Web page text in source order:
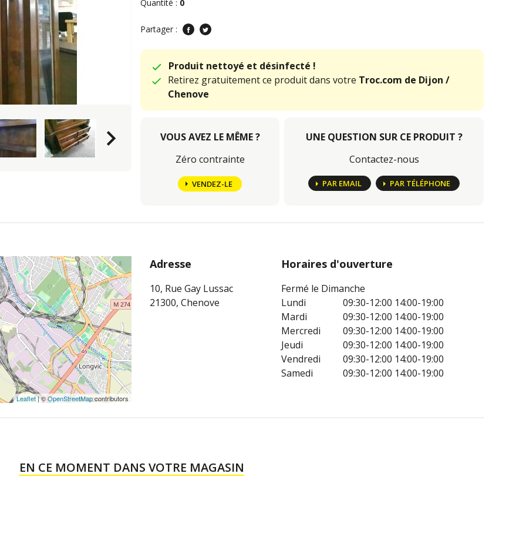
keyboard_arrow_right
Quantité : 0
Partager :
Produit nettoyé et désinfecté !
Retirez gratuitement ce produit dans votre Troc.com de Dijon /
Chenove
VOUS AVEZ LE MÊME ?
Zéro contrainte
VENDEZ-LE
UNE QUESTION SUR CE PRODUIT ?
Contactez-nous
PAR EMAIL PAR TÉLÉPHONE
Leaflet| ©OpenStreetMapcontributors
Adresse
10, Rue Gay Lussac
21300, Chenove
Horaires d'ouverture
Fermé le Dimanche
Lundi
09:30-12:00 14:00-19:00
Mardi
09:30-12:00 14:00-19:00
Mercredi
09:30-12:00 14:00-19:00
Jeudi
09:30-12:00 14:00-19:00
Vendredi
09:30-12:00 14:00-19:00
Samedi
09:30-12:00 14:00-19:00
EN CE MOMENT DANS VOTRE MAGASIN